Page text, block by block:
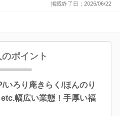
掲載終了日：2026/06/22
ポイント
ろり庵きらく/ほんのり
幅広い業態！手厚い福